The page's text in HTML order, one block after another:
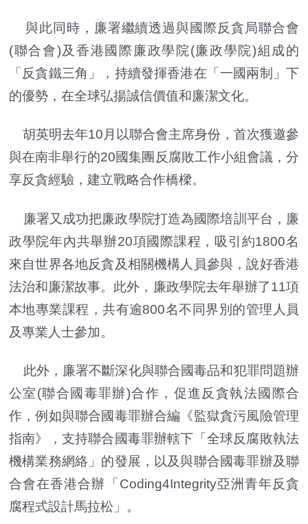
與此同時，廉署繼續透過與國際反貪局聯合會
(聯合會)及香港國際廉政學院(廉政學院)組成的
「反貪鐵三角」，持續發揮香港在「一國兩制」下
的優勢，在全球弘揚誠信價值和廉潔文化。
胡英明去年10月以聯合會主席身份，首次獲邀參
與在南非舉行的20國集團反腐敗工作小組會議，分
享反貪經驗，建立戰略合作橋樑。
廉署又成功把廉政學院打造為國際培訓平台，廉
政學院年內共舉辦20項國際課程，吸引約1800名
來自世界各地反貪及相關機構人員參與，說好香港
法治和廉潔故事。此外，廉政學院去年舉辦了11項
本地專業課程，共有逾800名不同界別的管理人員
及專業人士參加。
此外，廉署不斷深化與聯合國毒品和犯罪問題辦
公室(聯合國毒罪辦)合作，促進反貪執法國際合
作，例如與聯合國毒罪辦合編《監獄貪污風險管理
指南》，支持聯合國毒罪辦轄下「全球反腐敗執法
機構業務網絡」的發展，以及與聯合國毒罪辦及聯
合會在香港合辦「Coding4Integrity亞洲青年反貪
腐程式設計馬拉松」。